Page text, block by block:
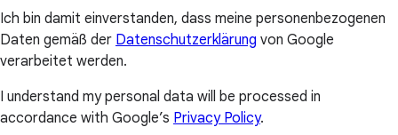
Ich bin damit einverstanden, dass meine personenbezogenen
Daten gemäß der Datenschutzerklärung von Google
verarbeitet werden.
I understand my personal data will be processed in
accordance with Google’s Privacy Policy.